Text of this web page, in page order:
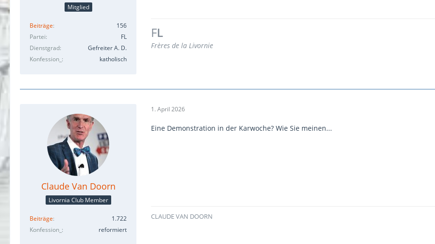
Mitglied
Beiträge
156
Partei
FL
Dienstgrad
Gefreiter A. D.
Konfession_
katholisch
FL
Frères de la Livornie
Claude Van Doorn
Livornia Club Member
Beiträge
1.722
Konfession_
reformiert
1. April 2026
Eine Demonstration in der Karwoche? Wie Sie meinen...
CLAUDE VAN DOORN